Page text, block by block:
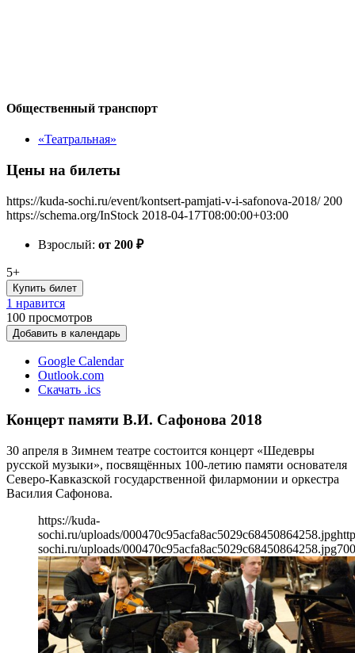
Общественный транспорт
«Театральная»
Цены на билеты
https://kuda-sochi.ru/event/kontsert-pamjati-v-i-safonova-2018/ 200
https://schema.org/InStock 2018-04-17T08:00:00+03:00
Взрослый: от 200 ₽
5+
Купить билет
1 нравится
100 просмотров
Добавить в календарь
Google Calendar
Outlook.com
Скачать .ics
Концерт памяти В.И. Сафонова 2018
30 апреля в Зимнем театре состоится концерт «Шедевры
русской музыки», посвящённых 100-летию памяти основателя
Северо-Кавказской государственной филармонии и оркестра
Василия Сафонова.
https://kuda-
sochi.ru/uploads/000470c95acfa8ac5029c68450864258.jpg
sochi.ru/uploads/000470c95acfa8ac5029c68450864258.jpg700